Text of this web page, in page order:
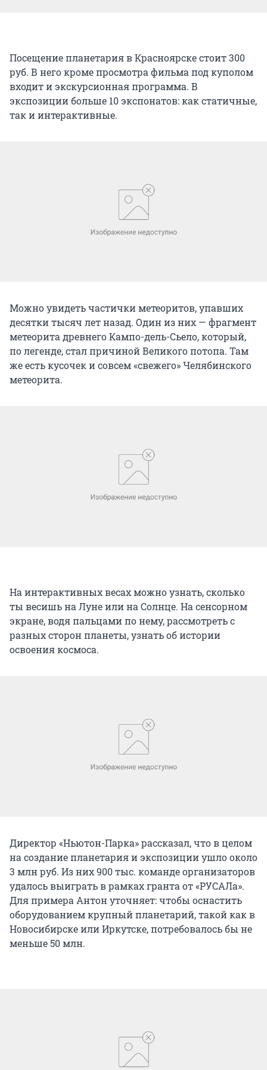
Посещение планетария в Красноярске стоит 300
руб. В него кроме просмотра фильма под куполом
входит и экскурсионная программа. В
экспозиции больше 10 экспонатов: как статичные,
так и интерактивные.
Можно увидеть частички метеоритов, упавших
десятки тысяч лет назад. Один из них — фрагмент
метеорита древнего Кампо-дель-Сьело, который,
по легенде, стал причиной Великого потопа. Там
же есть кусочек и совсем «свежего» Челябинского
метеорита.
На интерактивных весах можно узнать, сколько
ты весишь на Луне или на Солнце. На сенсорном
экране, водя пальцами по нему, рассмотреть с
разных сторон планеты, узнать об истории
освоения космоса.
Директор «Ньютон-Парка» рассказал, что в целом
на создание планетария и экспозиции ушло около
3 млн руб. Из них 900 тыс. команде организаторов
удалось выиграть в рамках гранта от «РУСАЛа».
Для примера Антон уточняет: чтобы оснастить
оборудованием крупный планетарий, такой как в
Новосибирске или Иркутске, потребовалось бы не
меньше 50 млн.